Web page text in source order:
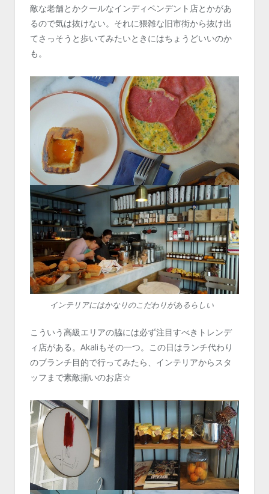
敵な老舗とかクールなインディペンデント店とかがあ
るので気は抜けない。それに猥雑な旧市街から抜け出
てさっそうと歩いてみたいときにはちょうどいいのか
も。
インテリアにはかなりのこだわりがあるらしい
こういう高級エリアの脇には必ず注目すべきトレンデ
ィ店がある。Akaliもその一つ。この日はランチ代わり
のブランチ目的で行ってみたら、インテリアからスタ
ッフまで素敵揃いのお店☆